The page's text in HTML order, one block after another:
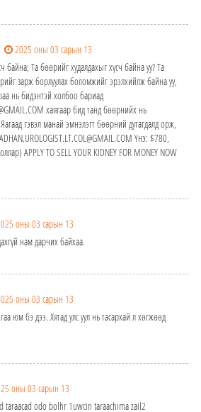
2025 оны 03 сарын 13
байна; Та бөөрийг худалдахыг хүсч байна уу? Та
зарж борлуулах боломжийг эрэлхийлж байна уу,
нь бидэнтэй холбоо бариад
хаягаар бид танд бөөрнийх нь
гэвэл манай эмнэлэгт бөөрний дутагдалд орж,
Yнэ: $780,
APPLY TO SELL YOUR KIDNEY FOR MONEY NOW
оны 03 сарын 13
нам дарчих байхаа.
оны 03 сарын 13
юм бэ дээ. Хятад улс уул нь тасархай л хөгжөөд
оны 03 сарын 13
taraacad odo bolhr 1uwcin taraachima zail2